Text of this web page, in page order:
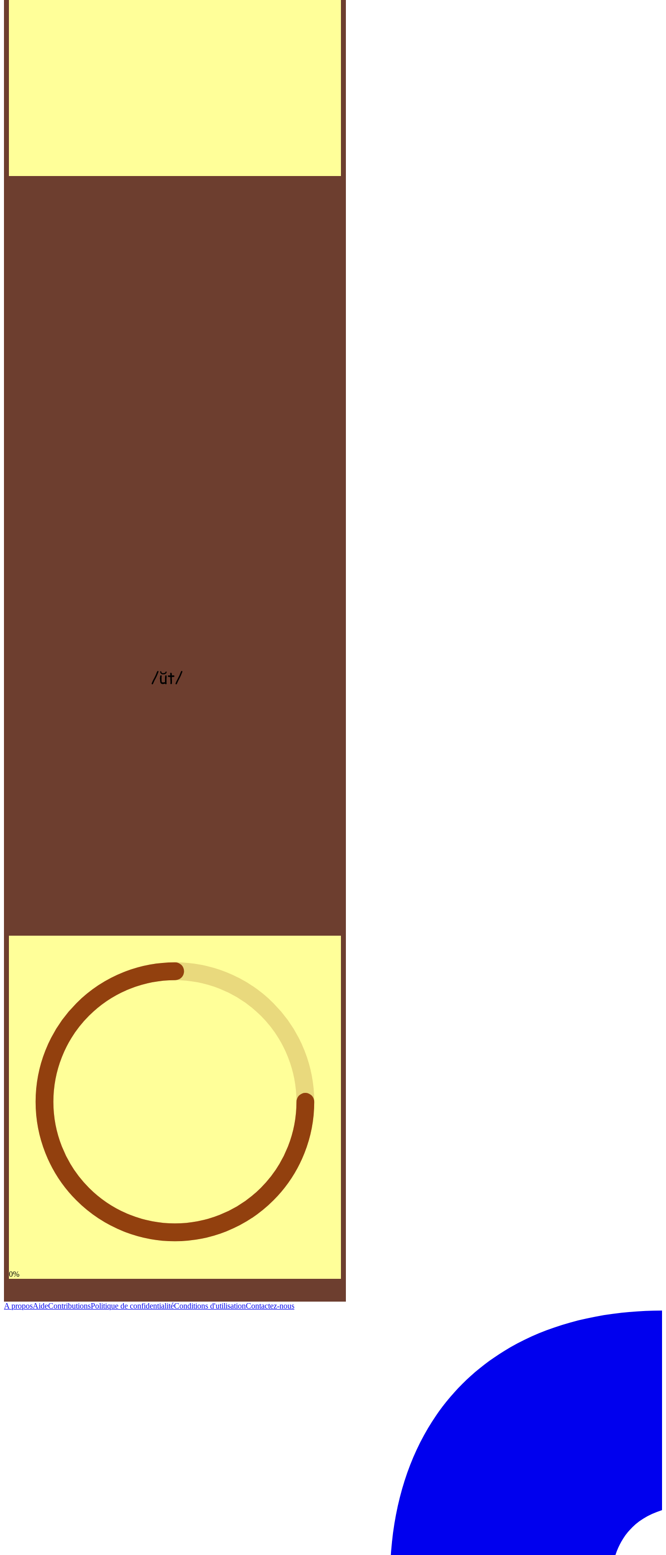
0%
A proposAideContributionsPolitique de confidentialitéConditions d'utilisationContactez-nous